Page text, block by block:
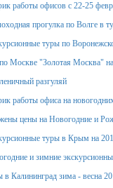
работы офисов с 22-25
прогулка по Волге в
туры по
Москве "Золотая Москва"
разгуляй
работы офиса на
цены на Новогодние и
туры в Крым на
и зимние
в Калининград зима - весна